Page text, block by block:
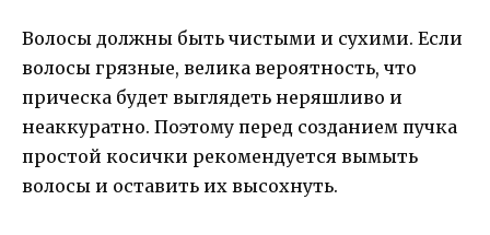
Волосы должны быть чистыми и сухими. Если
волосы грязные, велика вероятность, что
прическа будет выглядеть неряшливо и
неаккуратно. Поэтому перед созданием пучка
простой косички рекомендуется вымыть
волосы и оставить их высохнуть.